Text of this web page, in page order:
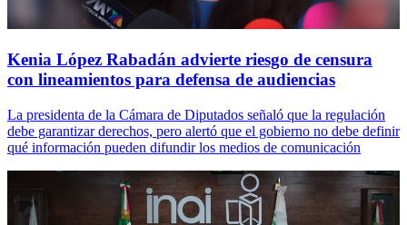
Kenia López Rabadán advierte riesgo de censura
con lineamientos para defensa de audiencias
La presidenta de la Cámara de Diputados señaló que la regulación
debe garantizar derechos, pero alertó que el gobierno no debe definir
qué información pueden difundir los medios de comunicación